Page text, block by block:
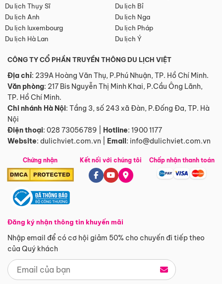
Du lịch Thụy Sĩ
Du lịch Bỉ
Du lịch Anh
Du lịch Nga
Du lịch luxembourg
Du lịch Pháp
Du lịch Hà Lan
Du lịch Ý
CÔNG TY CỔ PHẦN TRUYỀN THÔNG DU LỊCH VIỆT
Địa chỉ: 239A Hoàng Văn Thụ, P.Phú Nhuận, TP. Hồ Chí Minh.
Văn phòng: 217 Bis Nguyễn Thị Minh Khai, P.Cầu Ông Lãnh,
TP. Hồ Chí Minh.
Chi nhánh Hà Nội: Tầng 3, số 243 xã Đàn, P.Đống Đa, TP. Hà
Nội
Điện thoại: 028 73056789 Hotline: 1900 1177
Website: dulichviet.com.vn Email: info@dulichviet.com.vn
Chứng nhận
Đăng ký nhận thông tin khuyến mãi
Nhập email để có cơ hội giảm 50% cho chuyến đi tiếp theo
của Quý khách
Kết nối với chúng tôi Chấp nhận thanh toán